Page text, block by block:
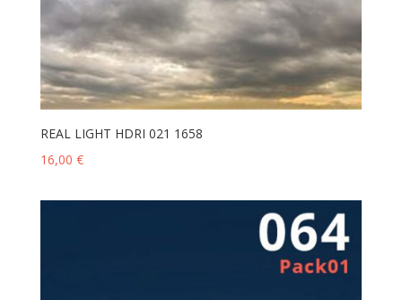
REAL LIGHT HDRI 021 1658
16,00 €